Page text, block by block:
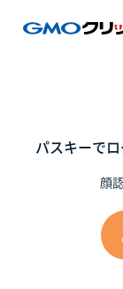
パスキーで
顔